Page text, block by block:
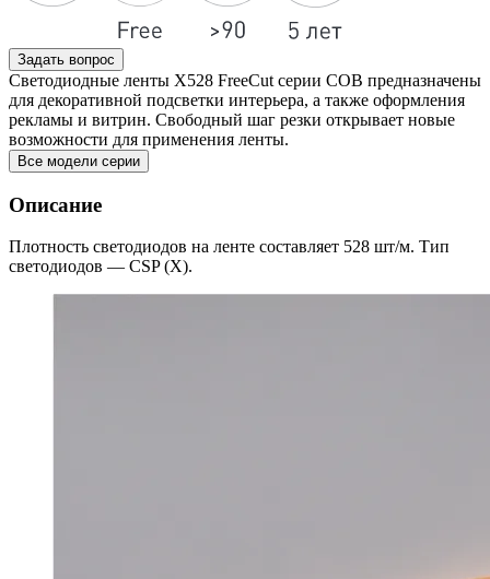
Задать вопрос
Светодиодные ленты X528 FreeCut серии COB предназначены
для декоративной подсветки интерьера, а также оформления
рекламы и витрин. Свободный шаг резки открывает новые
возможности для применения ленты.
Все модели серии
Описание
Плотность светодиодов на ленте составляет 528 шт/м. Тип
светодиодов — CSP (X).